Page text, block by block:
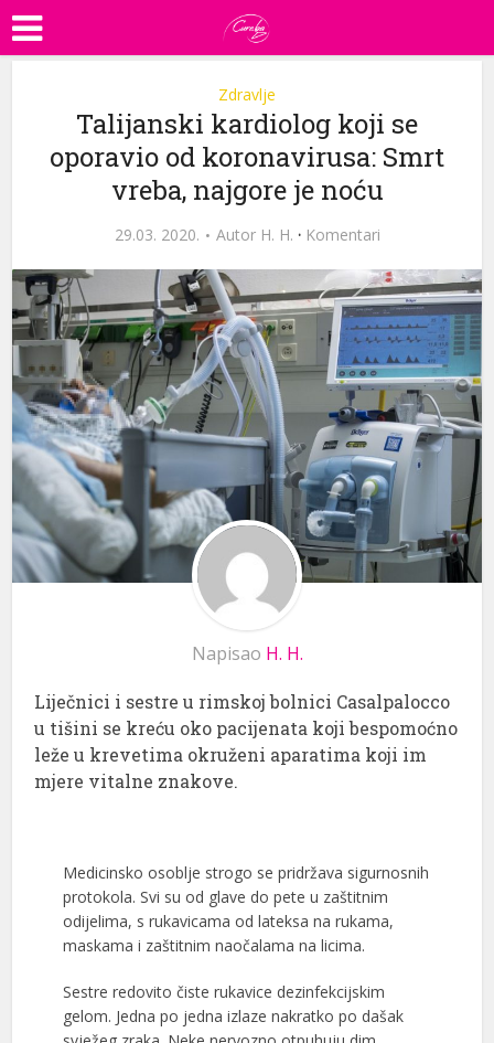
Zdravlje
Talijanski kardiolog koji se
oporavio od koronavirusa: Smrt
vreba, najgore je noću
29.03. 2020. Autor H. H. · Komentari
Napisao H. H.
Liječnici i sestre u rimskoj bolnici Casalpalocco
u tišini se kreću oko pacijenata koji bespomoćno
leže u krevetima okruženi aparatima koji im
mjere vitalne znakove.
Medicinsko osoblje strogo se pridržava sigurnosnih
protokola. Svi su od glave do pete u zaštitnim
odijelima, s rukavicama od lateksa na rukama,
maskama i zaštitnim naočalama na licima.
Sestre redovito čiste rukavice dezinfekcijskim
gelom. Jedna po jedna izlaze nakratko po dašak